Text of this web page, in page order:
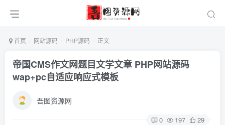
首页 网站源码 PHP源码 正文
帝国CMS作文网题目文学文章 PHP网站源码
wap+pc自适应响应式模板
吾图资源网
0 197 29